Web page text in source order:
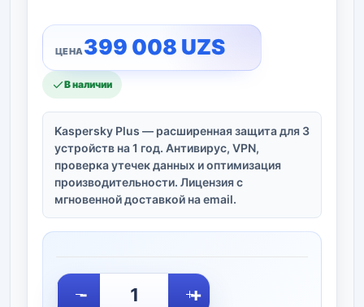
399 008 UZS
В наличии
Kaspersky Plus — расширенная защита для 3
устройств на 1 год. Антивирус, VPN,
проверка утечек данных и оптимизация
производительности. Лицензия с
мгновенной доставкой на email.
- +